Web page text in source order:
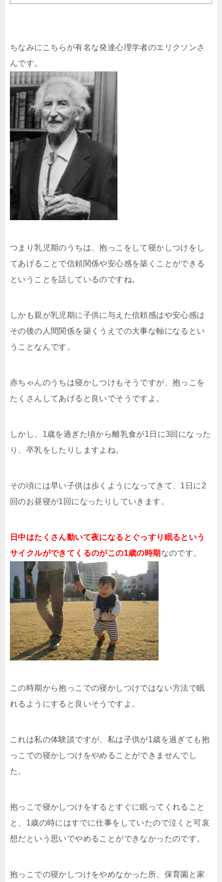
ちなみにこちらが有名な発達心理学者のエリクソンさ
んです。
つまり乳児期のうちは、抱っこをして寝かしつけをし
てあげることで信頼関係や安心感を築くことができる
ということを話しているのですね。
しかも親が乳児期に子供に与えた信頼感はや安心感は
その後の人間関係を築くうえでの大事な軸になるとい
うことなんです。
赤ちゃんのうちは寝かしつけもそうですが、抱っこを
たくさんしてあげると良いでそうですよ。
しかし、1歳を過ぎた頃から離乳食が1日に3回になった
り、卒乳をしたりしますよね。
その頃には早い子供は歩くようになってきて、1日に2
回のお昼寝が1回になったりしていきます。
日中はたくさん動いて夜になるとぐっすり眠るという
サイクルができてくるのがこの1歳の時期 なのです。
この時期から抱っこでの寝かしつけではない方法で眠
れるようにすると良いそうですよ。
これは私の体験談ですが、私は子供が1歳を過ぎても抱
っこでの寝かしつけをやめることができませんでし
た。
抱っこで寝かしつけをするとすぐに眠ってくれること
と、1歳の時にはすでに仕事をしていたので泣くと可哀
想だという思いでやめることができなかったのです。
抱っこでの寝かしつけをやめなかった所、保育園と家